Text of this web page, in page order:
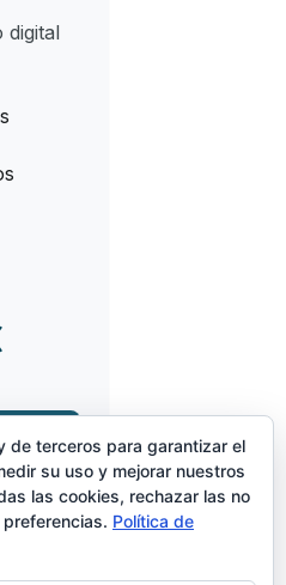
digital
de terceros para garantizar el
su uso y mejorar nuestros
las cookies, rechazar las no
Política de